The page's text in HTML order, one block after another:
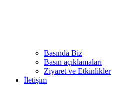
Basında Biz
Basın açıklamaları
Ziyaret ve Etkinlikler
İletişim